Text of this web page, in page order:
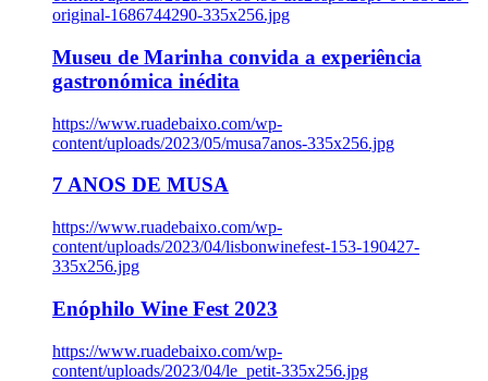
original-1686744290-335x256.jpg
Museu de Marinha convida a experiência
gastronómica inédita
https://www.ruadebaixo.com/wp-
content/uploads/2023/05/musa7anos-335x256.jpg
7 ANOS DE MUSA
https://www.ruadebaixo.com/wp-
content/uploads/2023/04/lisbonwinefest-153-190427-
335x256.jpg
Enóphilo Wine Fest 2023
https://www.ruadebaixo.com/wp-
content/uploads/2023/04/le_petit-335x256.jpg